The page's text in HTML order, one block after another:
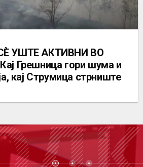
УШТЕ АКТИВНИ ВО
Грешница гори шума и
кај Струмица стрниште